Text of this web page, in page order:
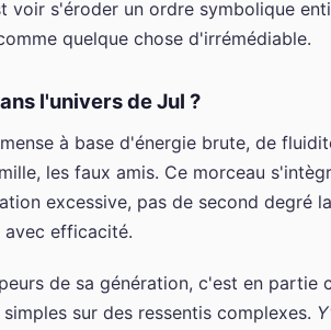
s'éroder un ordre symbolique
quelque chose d'irrémédiable.
l'univers de Jul ?
à base d'énergie brute, de
les faux amis. Ce morceau
excessive, pas de second degré
avec efficacité.
de sa génération, c'est en partie
sur des ressentis complexes.